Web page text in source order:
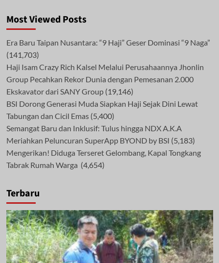
Most Viewed Posts
Era Baru Taipan Nusantara: “9 Haji” Geser Dominasi “9 Naga”
(141,703)
Haji Isam Crazy Rich Kalsel Melalui Perusahaannya Jhonlin
Group Pecahkan Rekor Dunia dengan Pemesanan 2.000
Ekskavator dari SANY Group (19,146)
BSI Dorong Generasi Muda Siapkan Haji Sejak Dini Lewat
Tabungan dan Cicil Emas (5,400)
Semangat Baru dan Inklusif: Tulus hingga NDX A.K.A
Meriahkan Peluncuran SuperApp BYOND by BSI (5,183)
Mengerikan! Diduga Terseret Gelombang, Kapal Tongkang
Tabrak Rumah Warga (4,654)
Terbaru